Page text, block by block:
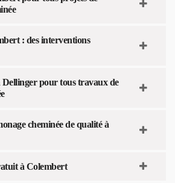
: des interventions
pour tous travaux de
cheminée de qualité à
à Colembert